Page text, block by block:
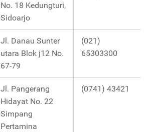
No. 18 Kedungturi,
Sidoarjo
Jl. Danau Sunter
utara Blok j12 No.
67-79
(021)
65303300
Jl. Pangerang
Hidayat No. 22
Simpang
Pertamina
(0741) 43421